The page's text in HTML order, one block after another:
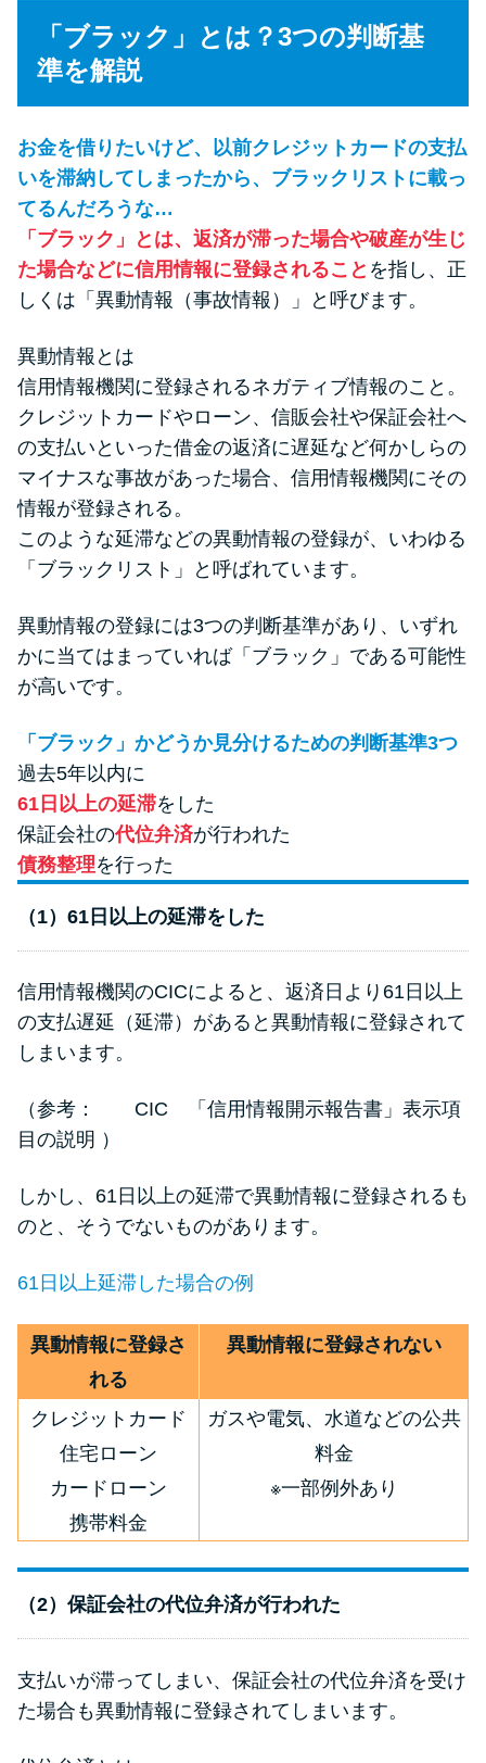
は要注意！
090金融（闇金）からお金を借り
てはいけない理由と借りた場合
の対処法
申し込みブラックとは?判断の目
ブラックでもお金を借りるに
は？3つの判断基準と工面法
アコムはブラックでも審査に通
る？ 自分がブラックか確かめる
方法
アコムとレイクどっちがいい
の？ カードローンの選び方を徹
プロミスの返済方法を徹底解
方法はどれ？
年収が低い＆他社借入があると
を分析
みずほ銀行カードローンの問い
合わせ先とシーン別の問い合わ
「ブラック」とは？3つの判断基
準を解説
お金を借りたいけど、以前クレジットカードの支払
いを滞納してしまったから、ブラックリストに載っ
てるんだろうな…
「ブラック」とは、返済が滞った場合や破産が生じ
た場合などに信用情報に登録されること を指し、正
しくは「異動情報（事故情報）」と呼びます。
異動情報とは
信用情報機関に登録されるネガティブ情報のこと。
クレジットカードやローン、信販会社や保証会社へ
の支払いといった借金の返済に遅延など何かしらの
マイナスな事故があった場合、信用情報機関にその
情報が登録される。
このような延滞などの異動情報の登録が、いわゆる
「ブラックリスト」と呼ばれています。
異動情報の登録には3つの判断基準があり、いずれ
かに当てはまっていれば「ブラック」である可能性
が高いです。
「ブラック」かどうか見分けるための判断基準3つ
過去5年以内に
61日以上の延滞をした
保証会社の代位弁済が行われた
債務整理を行った
（1）61日以上の延滞をした
信用情報機関のCICによると、返済日より61日以上
の支払遅延（延滞）があると異動情報に登録されて
しまいます。
（参考：
CIC 「信用情報開示報告書」表示項
目の説明 ）
しかし、61日以上の延滞で異動情報に登録されるも
のと、そうでないものがあります。
61日以上延滞した場合の例
異動情報に登録さ
れる
異動情報に登録されない
クレジットカード
住宅ローン
カードローン
携帯料金
ガスや電気、水道などの公共
料金
※一部例外あり
（2）保証会社の代位弁済が行われた
支払いが滞ってしまい、保証会社の代位弁済を受け
た場合も異動情報に登録されてしまいます。